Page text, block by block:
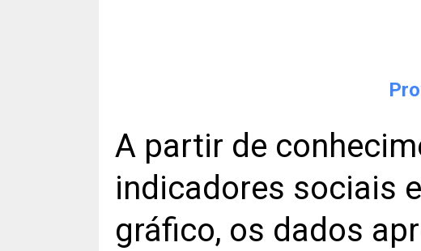
A partir de
indicadores sociais
gráfico, os dados